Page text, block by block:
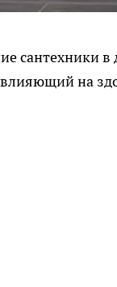
сантехники
на